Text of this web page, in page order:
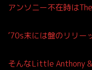
アンソニー不在時は
’70s末には盤のリリー
そんなLittle Anthony